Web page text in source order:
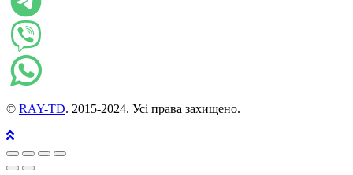
© RAY-TD. 2015-2024. Усі права захищено.